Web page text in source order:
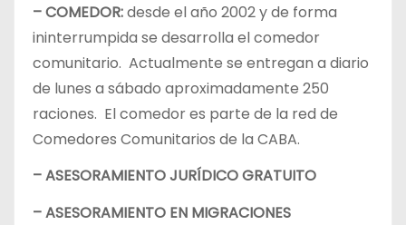
– COMEDOR:desde el año 2002 y de forma
ininterrumpida se desarrolla el comedor
comunitario. Actualmente se entregan a diario
de lunes a sábado aproximadamente 250
raciones. El comedor es parte de la red de
Comedores Comunitarios de la CABA.
– ASESORAMIENTO JURÍDICO GRATUITO
– ASESORAMIENTO EN MIGRACIONES